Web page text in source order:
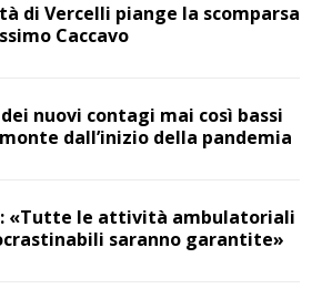
di Vercelli piange la scomparsa
Caccavo
nuovi contagi mai così bassi
dall’inizio della pandemia
«Tutte le attività ambulatoriali
saranno garantite»